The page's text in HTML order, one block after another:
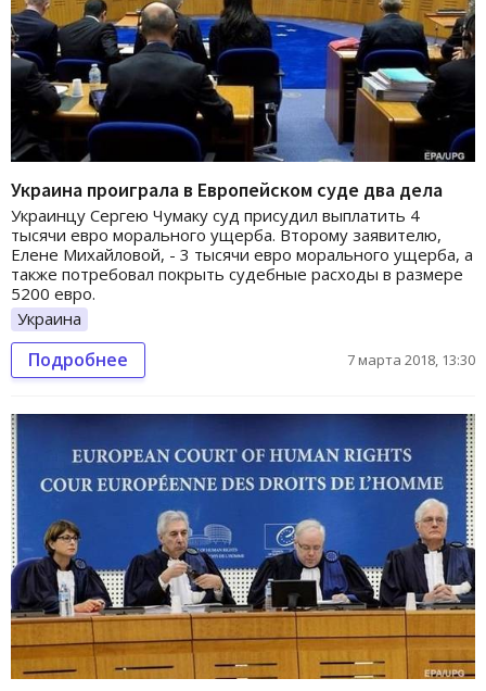
Украина проиграла в Европейском суде два дела
Украинцу Сергею Чумаку суд присудил выплатить 4
тысячи евро морального ущерба. Второму заявителю,
Елене Михайловой, - 3 тысячи евро морального ущерба, а
также потребовал покрыть судебные расходы в размере
5200 евро.
Украина
Подробнее 7 марта 2018, 13:30